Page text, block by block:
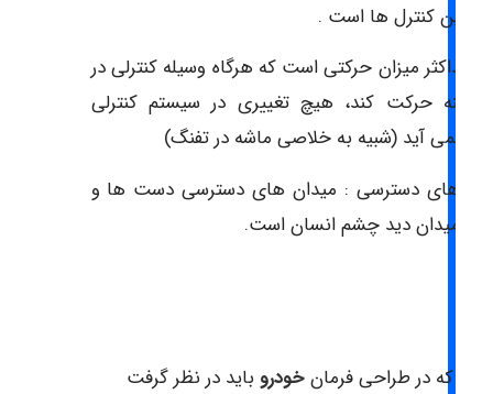
بین کنترل ها است .
حداکثر میزان حرکتی است که هرگاه وسیله کنترلی در
دامنه حرکت کند، هیچ تغییری در سیستم کنترلی
نمی آید (شبیه به خلاصی ماشه در تفنگ)
های دسترسی : میدان های دسترسی دست ها و
و میدان دید چشم انسان است.
که در طراحی فرمانخودرو باید در نظر گرفت